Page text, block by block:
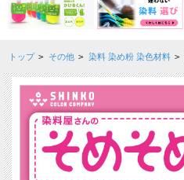
トップ > その他 > 染料 染め粉 染色材料 >